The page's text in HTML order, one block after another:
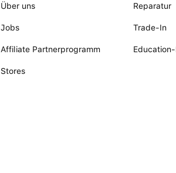
Über uns
Jobs
Affiliate Partnerprogramm
Stores
Reparatur
Trade-In